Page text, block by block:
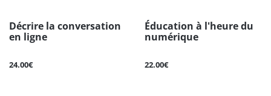
Décrire la conversation
en ligne
24.00€
Éducation à l'heure du
numérique
22.00€